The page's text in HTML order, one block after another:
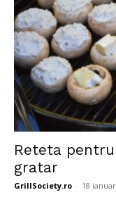
Reteta
gratar
GrillSociety.ro - 18